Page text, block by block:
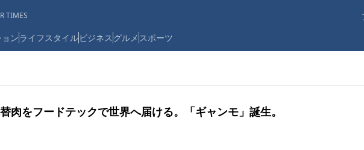
TIMES
ンライフスタイルビジネス グルメ スポーツ
肉をフードテックで世界へ届ける。「ギャンモ」誕生。